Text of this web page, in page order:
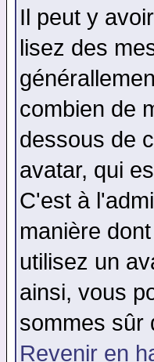
Il peut y
lisez des
combien de
dessous de
avatar, qui
C'est à
manière
utilisez un
ainsi, vous
sommes sûr
Revenir en